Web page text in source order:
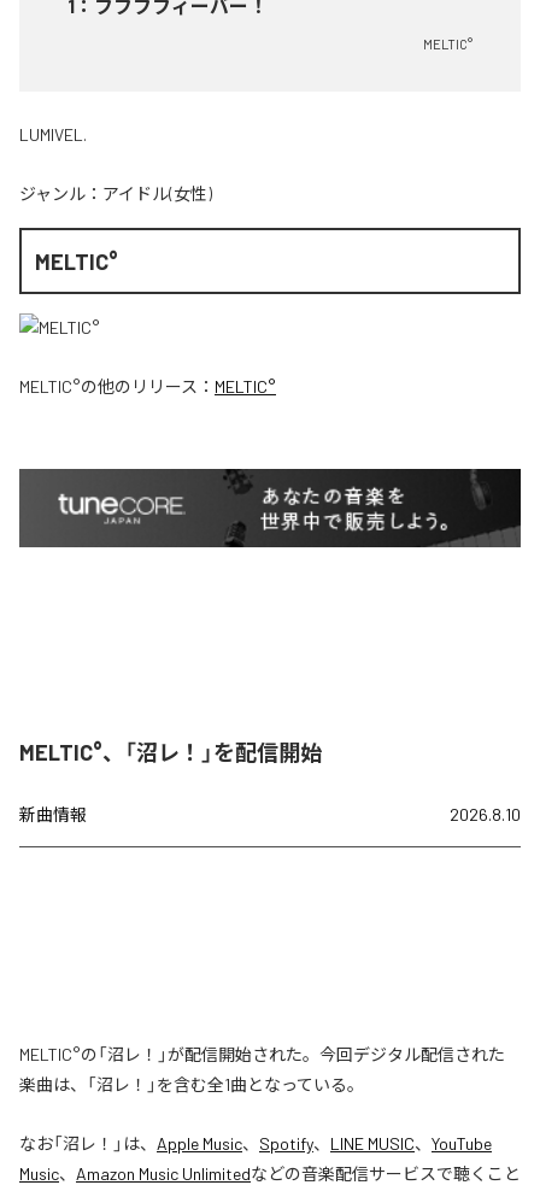
1 ： フフフフィーバー！
MELTIC°
LUMIVEL.
ジャンル： アイドル(女性)
MELTIC°
MELTIC°の他のリリース： MELTIC°
MELTIC°、「沼レ！」を配信開始
新曲情報 2026.8.10
MELTIC°の「沼レ！」が配信開始された。今回デジタル配信された
楽曲は、「沼レ！」を含む全1曲となっている。
なお「沼レ！ 」は、 Apple Music、 Spotify、 LINE MUSIC、 YouTube
Music、 Amazon Music Unlimitedなどの音楽配信サービスで聴くこと